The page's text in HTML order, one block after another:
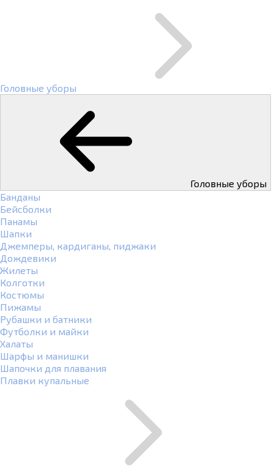
Головные уборы
Головные уборы
Банданы
Бейсболки
Панамы
Шапки
Джемперы, кардиганы, пиджаки
Дождевики
Жилеты
Колготки
Костюмы
Пижамы
Рубашки и батники
Футболки и майки
Халаты
Шарфы и манишки
Шапочки для плавания
Плавки купальные